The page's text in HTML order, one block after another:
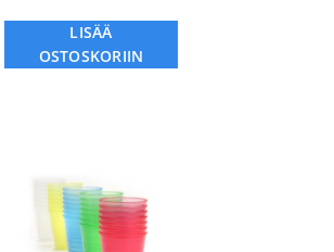
LISÄÄ
OSTOSKORIIN